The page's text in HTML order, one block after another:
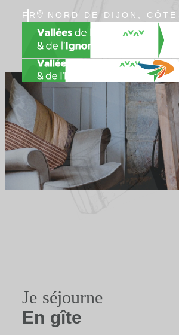
FR
EN
NORD DE DIJON, CÔTE-
D’OR, BOURGOGNE
Je séjourne
En gîte